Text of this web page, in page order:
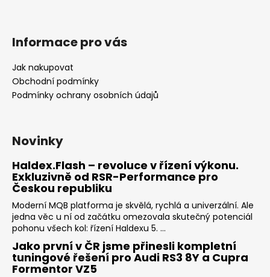
Informace pro vás
Jak nakupovat
Obchodní podmínky
Podmínky ochrany osobních údajů
Novinky
Haldex.Flash – revoluce v řízení výkonu.
Exkluzivně od RSR-Performance pro
Českou republiku
Moderní MQB platforma je skvělá, rychlá a univerzální. Ale
jedna věc u ní od začátku omezovala skutečný potenciál
pohonu všech kol: řízení Haldexu 5. ...
Jako první v ČR jsme přinesli kompletní
tuningové řešení pro Audi RS3 8Y a Cupra
Formentor VZ5